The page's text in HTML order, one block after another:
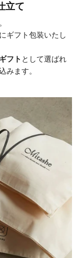
立て
ギフト包装いたし
フト として選ばれ
みます。